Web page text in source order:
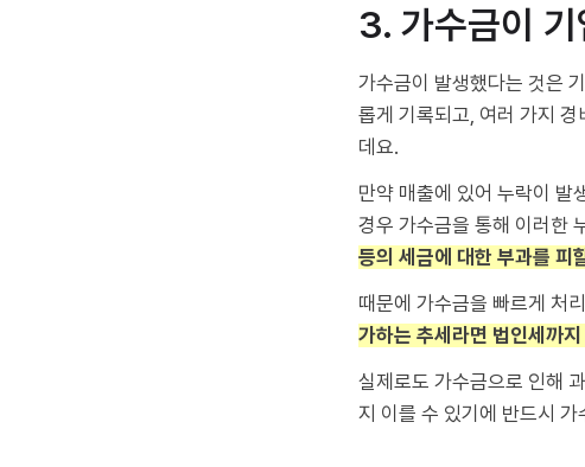
3. 가수금이
가수금이 발생했다는 것은
롭게 기록되고, 여러 가지
데요.
만약 매출에 있어 누락이 발
경우 가수금을 통해 이러한
등의 세금에 대한 부과를 피
때문에 가수금을 빠르게 처
가하는 추세라면 법인세까
실제로도 가수금으로 인해
지 이를 수 있기에 반드시